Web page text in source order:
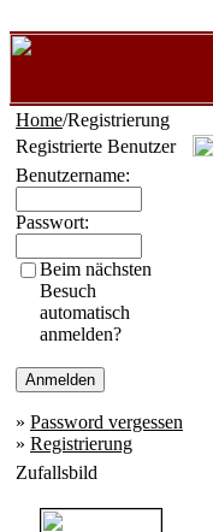
Home/Registrierung
Registrierte Benutzer
Benutzername:
Passwort:
Beim nächsten
Besuch
automatisch
anmelden?
» Password vergessen
» Registrierung
Zufallsbild